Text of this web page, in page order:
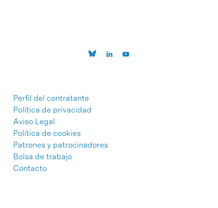
Perfil del contratante
Política de privacidad
Aviso Legal
Política de cookies
Patrones y patrocinadores
Bolsa de trabajo
Contacto